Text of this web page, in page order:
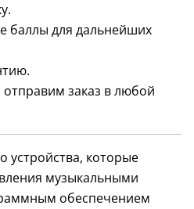
баллы для дальнейших
заказ в любой
устройства, которые
музыкальными
обеспечением